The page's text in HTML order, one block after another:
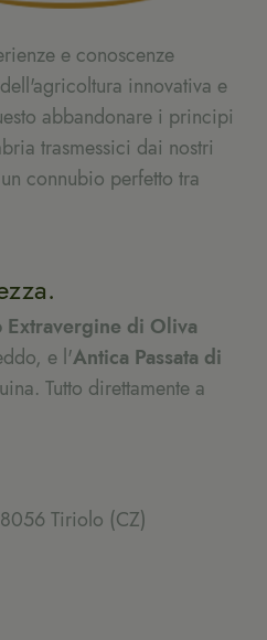
e conoscenze
innovativa e
abbandonare i principi
trasmessici dai nostri
connubio perfetto tra
Extravergine di Oliva
e l'Antica Passata di
Tutto direttamente a
Tiriolo (CZ)